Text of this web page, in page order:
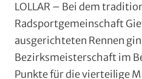
LOLLAR – Bei dem
Radsportgemeinschaft
ausgerichteten Rennen
Bezirksmeisterschaft im
Punkte für die vierteilige